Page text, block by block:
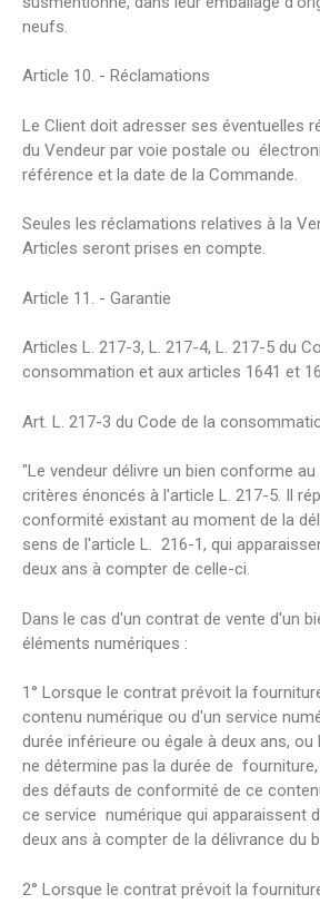
neufs.
Article 10. - Réclamations
Le Client doit adresser ses éventuelles
du Vendeur par voie postale ou
référence et la date de la Commande.
Seules les réclamations relatives à la
Articles seront prises en compte.
Article 11. - Garantie
Articles L. 217-3, L. 217-4, L. 217-5 du
consommation et aux articles 1641 et
Art. L. 217-3 du Code de la
"Le vendeur délivre un bien conforme
critères énoncés à l'article L. 217-5. Il
conformité existant au moment de la
sens de l'article L. 216-1, qui
deux ans à compter de celle-ci.
Dans le cas d'un contrat de vente d'un
éléments numériques :
1° Lorsque le contrat prévoit la
contenu numérique ou d'un service
durée inférieure ou égale à deux ans,
ne détermine pas la durée de
des défauts de conformité de ce
ce service numérique qui apparaissent
deux ans à compter de la délivrance du
2° Lorsque le contrat prévoit la